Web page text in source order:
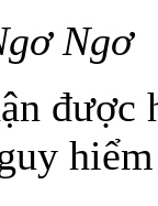
Ngơ
hiểm